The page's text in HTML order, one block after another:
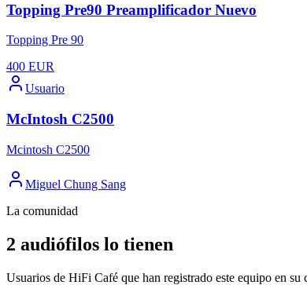
Topping Pre90 Preamplificador Nuevo
Topping Pre 90
400 EUR
Usuario
McIntosh C2500
Mcintosh C2500
Miguel Chung Sang
La comunidad
2 audiófilos lo tienen
Usuarios de HiFi Café que han registrado este equipo en su